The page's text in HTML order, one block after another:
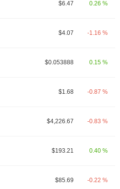
$6.47 0.26 %
$4.07 -1.16 %
$0.053888 0.15 %
$1.68 -0.87 %
$4,226.67 -0.83 %
$193.21 0.40 %
$85.69 -0.22 %